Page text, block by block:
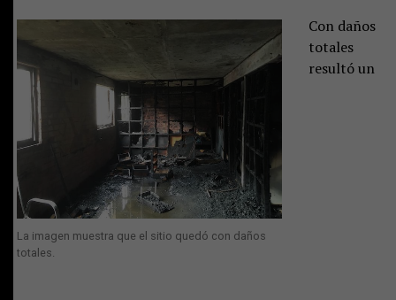
La imagen muestra que el sitio quedó con daños
totales.
Con daños
totales
resultó un